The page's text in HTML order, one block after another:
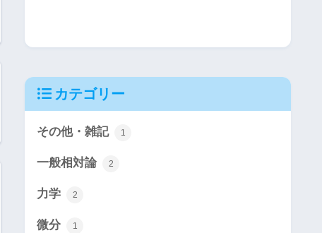
カテゴリー
その他・雑記 1
一般相対論 2
力学 2
微分 1